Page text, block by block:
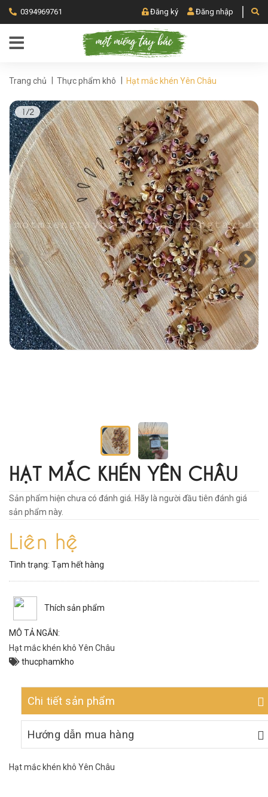
0394969761 Đăng ký Đăng nhập
Trang chủ Thực phẩm khô Hạt mắc khén Yên Châu
1/2
HẠT MẮC KHÉN YÊN CHÂU
Sản phẩm hiện chưa có đánh giá. Hãy là người đầu tiên đánh giá
sản phẩm này.
Liên hệ
Tình trạng: Tạm hết hàng
Thích sản phẩm
MÔ TẢ NGẮN:
Hạt mắc khén khô Yên Châu
thucphamkho
Chi tiết sản phẩm
Hướng dẫn mua hàng
Hạt mắc khén khô Yên Châu